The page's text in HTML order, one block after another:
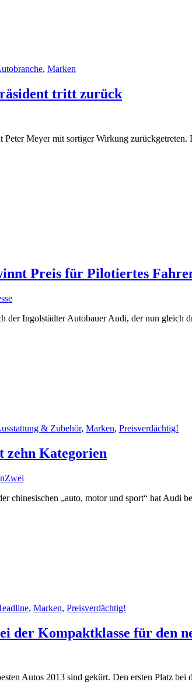
, Marken
tritt zurück
Meyer mit sortiger Wirkung
Preis für Pilotiertes
Ingolstädter Autobauer Audi, der nun gleich
& Zubehör, Marken, Preisverdächtig!
zehn Kategorien
chinesischen „auto, motor und sport“ hat Audi
, Marken, Preisverdächtig!
der Kompaktklasse für den
Autos 2013 sind gekürt. Den ersten Platz bei